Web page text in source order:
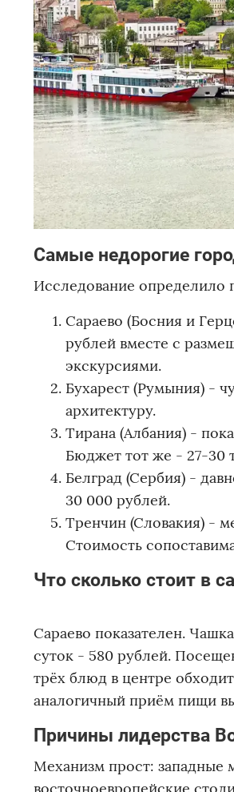
Самые недорогие
Исследование определило
Сараево (Босния и
рублей вместе с
экскурсиями.
Бухарест (Румыния) -
архитектуру.
Тирана (Албания) -
Бюджет тот же - 27-30
Белград (Сербия) -
30 000 рублей.
Тренчин (Словакия) -
Стоимость
Что сколько стоит в
Сараево показателен.
суток - 580 рублей.
трёх блюд в центре
аналогичный приём пищи
Причины лидерства
Механизм прост: западные